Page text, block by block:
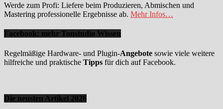
Werde zum Profi: Liefere beim Produzieren, Abmischen und
Mastering professionelle Ergebnisse ab. Mehr Infos…
Facebook: mehr Tonstudio Wissen
Regelmäßige Hardware- und Plugin-Angebote sowie viele weitere
hilfreiche und praktische Tipps für dich auf Facebook.
Die neusten Artikel 2026